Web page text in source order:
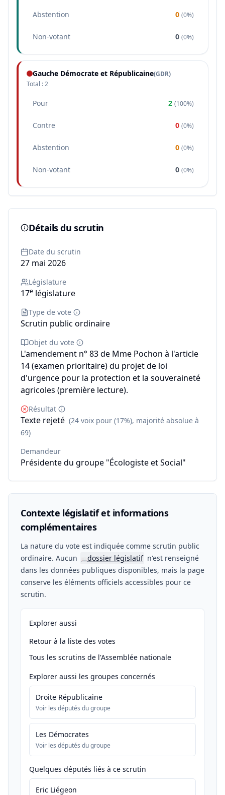
Abstention 0 (0%)
Non-votant 0 (0%)
Gauche Démocrate et Républicaine(GDR)
Total :2
Pour 2 (100%)
Contre 0 (0%)
Abstention 0 (0%)
Non-votant 0 (0%)
Détails du scrutin
Date du scrutin
27 mai 2026
Législature
17e législature
Type de vote
Scrutin public ordinaire
Objet du vote
L'amendement n° 83 de Mme Pochon à l'article
14 (examen prioritaire) du projet de loi
d'urgence pour la protection et la souveraineté
agricoles (première lecture).
Résultat
Texte rejeté (24 voix pour (17%), majorité absolue à
69)
Demandeur
Présidente du groupe "Écologiste et Social"
Contexte législatif et informations
complémentaires
La nature du vote est indiquée comme scrutin public
ordinaire. Aucun
📖dossier législatif n'est renseigné
dans les données publiques disponibles, mais la page
conserve les éléments officiels accessibles pour ce
scrutin.
Explorer aussi
Retour à la liste des votes
Tous les scrutins de l'Assemblée nationale
Explorer aussi les groupes concernés
Droite Républicaine
Voir les députés du groupe
Les Démocrates
Voir les députés du groupe
Quelques députés liés à ce scrutin
Eric Liégeon